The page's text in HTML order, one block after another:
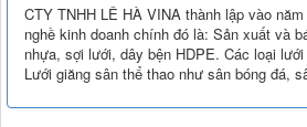
CTY TNHH LÊ HÀ VINA thành lập vào
nghề kinh doanh chính đó là: Sản xuất và
nhựa, sợi lưới, dây bện HDPE. Các
Lưới giăng sân thể thao như sân bóng đá,